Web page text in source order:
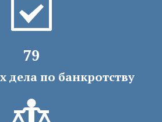
79
по банкротству